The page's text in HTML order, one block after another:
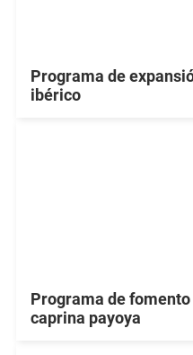
Programa de
ibérico
Programa de
caprina payoya